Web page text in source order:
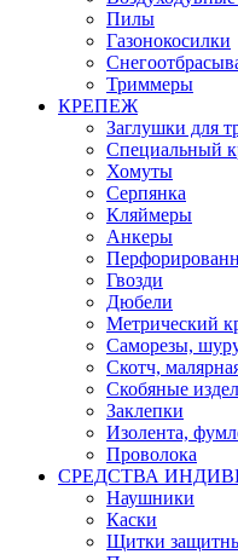
Пилы
Газонокосилки
Триммеры
КРЕПЕЖ
Заглушки для
Специальный
Хомуты
Серпянка
Кляймеры
Анкеры
Гвозди
Дюбели
Метрический
Саморезы,
Скотч,
Скобяные
Заклепки
Изолента,
Проволока
СРЕДСТВА
Наушники
Каски
Щитки